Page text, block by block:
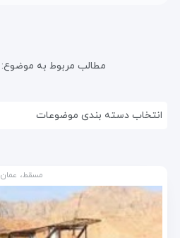
مطالب مربوط به موضوع:
انتخاب دسته بندی موضوعات
مسقط، عمان